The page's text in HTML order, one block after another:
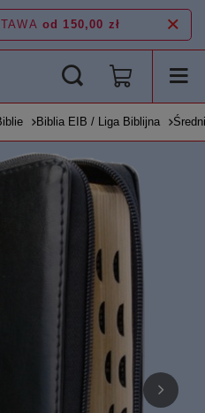
od 150,00 zł
Biblia EIB / Liga Biblijna